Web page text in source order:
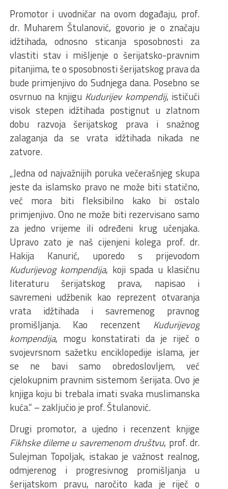
Promotor i uvodničar na ovom događaju, prof.
dr. Muharem Štulanović, govorio je o značaju
idžtihada, odnosno sticanja sposobnosti za
vlastiti stav i mišljenje o šerijatsko-pravnim
pitanjima, te o sposobnosti šerijatskog prava da
bude primjenjivo do Sudnjega dana. Posebno se
osvrnuo na knjigu Kudurijev kompendij, ističući
visok stepen idžtihada postignut u zlatnom
dobu razvoja šerijatskog prava i snažnog
zalaganja da se vrata idžtihada nikada ne
zatvore.
„Jedna od najvažnijih poruka večerašnjeg skupa
jeste da islamsko pravo ne može biti statično,
već mora biti fleksibilno kako bi ostalo
primjenjivo. Ono ne može biti rezervisano samo
za jedno vrijeme ili određeni krug učenjaka.
Upravo zato je naš cijenjeni kolega prof. dr.
Hakija Kanurić, uporedo s prijevodom
Kudurijevog kompendija, koji spada u klasičnu
literaturu šerijatskog prava, napisao i
savremeni udžbenik kao reprezent otvaranja
vrata idžtihada i savremenog pravnog
promišljanja. Kao recenzent Kudurijevog
kompendija, mogu konstatirati da je riječ o
svojevrsnom sažetku enciklopedije islama, jer
se ne bavi samo obredoslovljem, već
cjelokupnim pravnim sistemom šerijata. Ovo je
knjiga koju bi trebala imati svaka muslimanska
kuća.“ – zaključio je prof. Štulanović.
Drugi promotor, a ujedno i recenzent knjige
Fikhske dileme u savremenom društvu, prof. dr.
Sulejman Topoljak, istakao je važnost realnog,
odmjerenog i progresivnog promišljanja u
šerijatskom pravu, naročito kada je riječ o